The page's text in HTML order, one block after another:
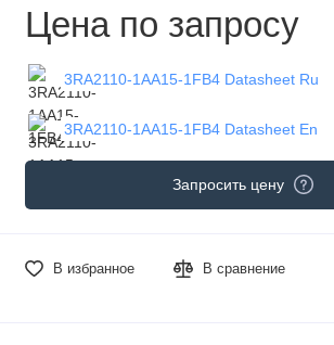
Цена по запросу
3RA2110-1AA15-1FB4 Datasheet Ru
3RA2110-1AA15-1FB4 Datasheet En
Запросить цену
В избранное В сравнение